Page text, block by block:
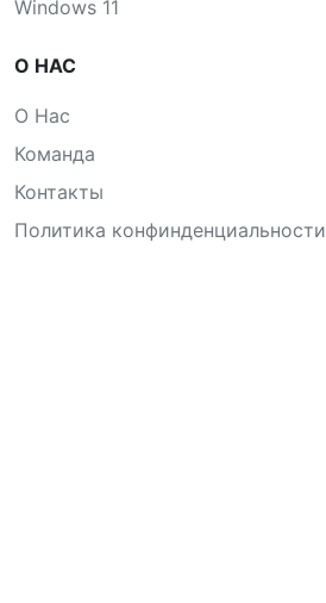
Windows 11
О НАС
О Нас
Команда
Контакты
Политика конфинденциальности